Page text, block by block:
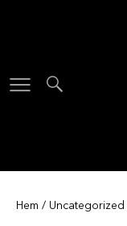
Hem / Uncategorized